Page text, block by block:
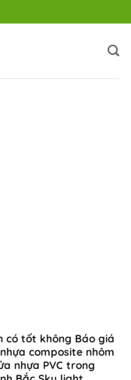
có tốt không Báo giá
composite nhôm
nhựa PVC trong